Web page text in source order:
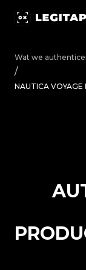
Wat we
/
NAUTICA